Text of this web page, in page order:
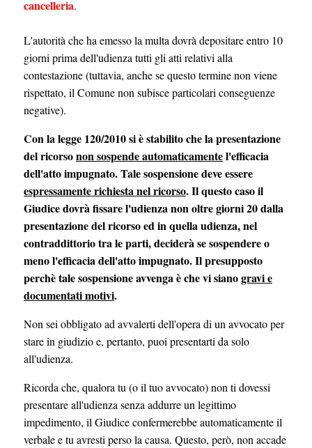
cancelleria.
L'autorità che ha emesso la multa dovrà depositare entro 10
giorni prima dell'udienza tutti gli atti relativi alla
contestazione (tuttavia, anche se questo termine non viene
rispettato, il Comune non subisce particolari conseguenze
negative).
Con la legge 120/2010 si è stabilito che la presentazione
del ricorsonon sospende automaticamentel'efficacia
dell'atto impugnato. Tale sospensione deve essere
espressamente richiesta nel ricorso. Il questo caso il
Giudice dovrà fissare l'udienza non oltre giorni 20 dalla
presentazione del ricorso ed in quella udienza, nel
contraddittorio tra le parti, deciderà se sospendere o
meno l'efficacia dell'atto impugnato. Il presupposto
perchè tale sospensione avvenga è che vi sianogravi e
documentati motivi.
Non sei obbligato ad avvalerti dell'opera di un avvocato per
stare in giudizio e, pertanto, puoi presentarti da solo
all'udienza.
Ricorda che, qualora tu (o il tuo avvocato) non ti dovessi
presentare all'udienza senza addurre un legittimo
impedimento, il Giudice confermerebbe automaticamente il
verbale e tu avresti perso la causa. Questo, però, non accade